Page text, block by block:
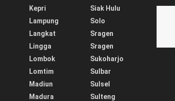
Kepri
Lampung
Langkat
Lingga
Lombok
Lomtim
Madiun
Madura
Siak Hulu
Solo
Sragen
Sragen
Sukoharjo
Sulbar
Sulsel
Sulteng